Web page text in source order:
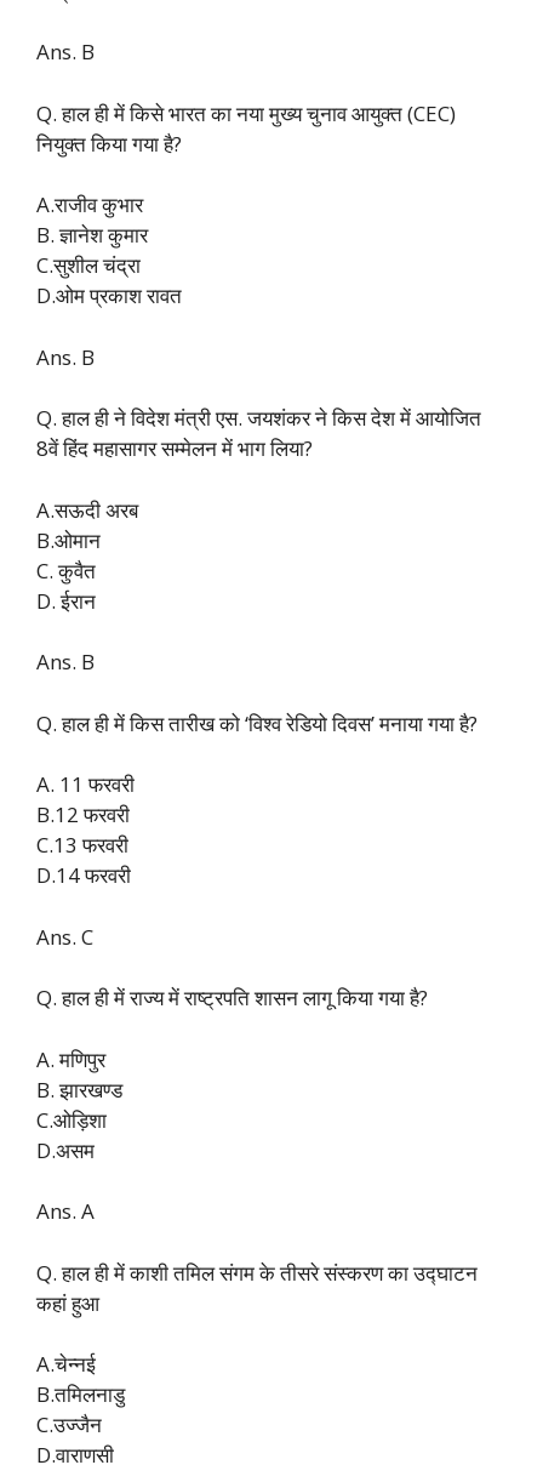
Ans. B
Q. हाल ही में किसे भारत का नया मुख्य चुनाव आयुक्त (CEC)
नियुक्त किया गया है?
A.राजीव कुभार
B. ज्ञानेश कुमार
C.सुशील चंद्रा
D.ओम प्रकाश रावत
Ans. B
Q. हाल ही ने विदेश मंत्री एस. जयशंकर ने किस देश में आयोजित
8वें हिंद महासागर सम्मेलन में भाग लिया?
A.सऊदी अरब
B.ओमान
C. कुवैत
D. ईरान
Ans. B
Q. हाल ही में किस तारीख को ‘विश्व रेडियो दिवस’ मनाया गया है?
A. 11 फरवरी
B.12 फरवरी
C.13 फरवरी
D.14 फरवरी
Ans. C
Q. हाल ही में राज्य में राष्ट्रपति शासन लागू किया गया है?
A. मणिपुर
B. झारखण्ड
C.ओड़िशा
D.असम
Ans. A
Q. हाल ही में काशी तमिल संगम के तीसरे संस्करण का उद्घाटन
कहां हुआ
A.चेन्नई
B.तमिलनाडु
C.उज्जैन
D.वाराणसी